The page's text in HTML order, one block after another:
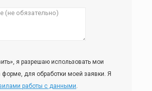
я разрешаю использовать мои
для обработки моей заявки. Я
работы с данными.